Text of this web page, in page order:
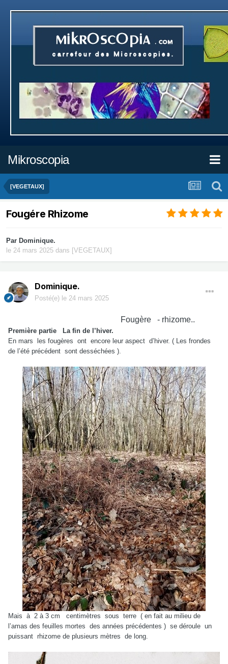
Mikroscopia
[VEGETAUX]
Fougére Rhizome
Par Dominique.
le 24 mars 2025 dans [VEGETAUX]
Dominique.
Posté(e) le 24 mars 2025
Fougère - rhizome..
Première partie
La fin de l’hiver.
En mars
les fougères ont encore leur aspect d’hiver. ( Les frondes
de l’été précédent sont desséchées ).
Mais à 2 à 3 cm centimètres sous terre ( en fait au milieu de
l’amas des feuilles mortes des années précédentes ) se déroule un
puissant rhizome de plusieurs mètres de long.